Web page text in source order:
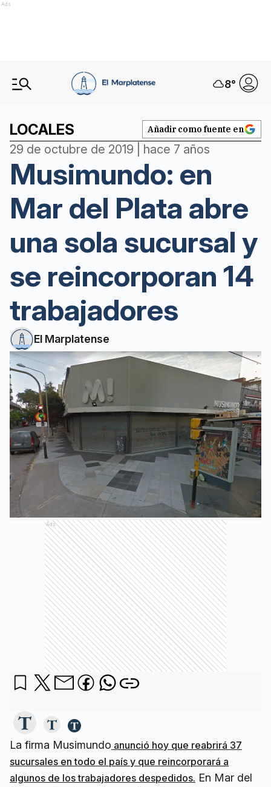
Ads
8°
LOCALES Añadir como fuente en
29 de octubre de 2019 | hace 7 años
Musimundo: en
Mar del Plata abre
una sola sucursal y
se reincorporan 14
trabajadores
El Marplatense
Ads
La firma Musimundo anunció hoy que reabrirá 37
sucursales en todo el país y que reincorporará a
algunos de los trabajadores despedidos. En Mar del